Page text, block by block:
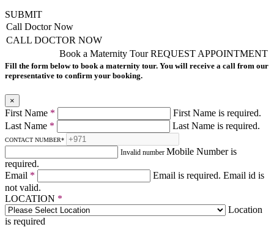
SUBMIT
Call Doctor Now
CALL DOCTOR NOW
REQUEST APPOINTMENT
Book a Maternity Tour
Fill the form below to book a maternity tour. You will receive a call from our
representative to confirm your booking.
×
First Name *
First Name is required.
Last Name * Last Name is required.
CONTACT NUMBER*
Invalid number Mobile Number is
required.
Email * Email is required. Email id is
not valid.
LOCATION *
Location
is required